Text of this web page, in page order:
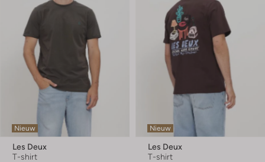
Nieuw
Les Deux
T-shirt
Nieuw
Les Deux
T-shirt